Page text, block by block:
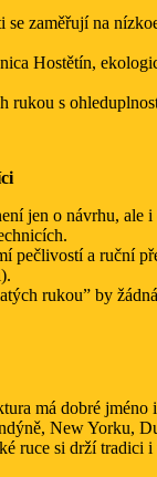
se zaměřují na
Hostětín,
rukou s
jen o návrhu, ale i
pečlivostí a ruční
rukou” by
má dobré jméno
New Yorku,
ruce si drží tradici